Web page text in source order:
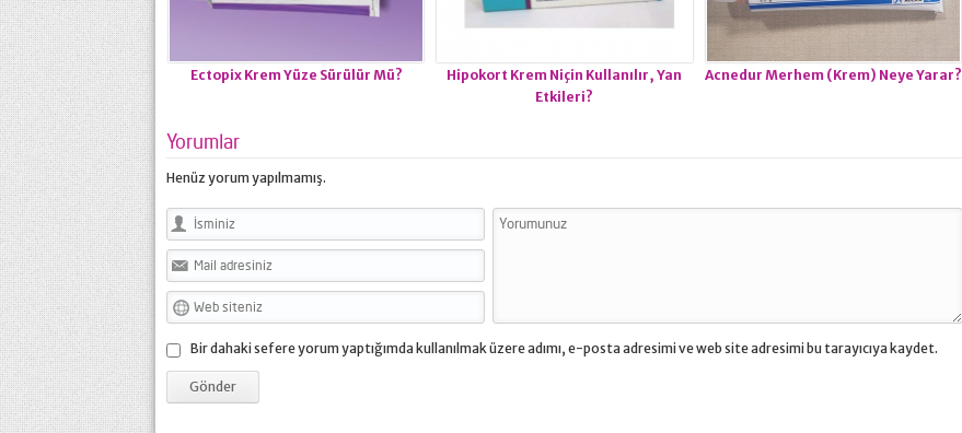
Ectopix Krem Yüze Sürülür Mü?
Hipokort Krem Niçin Kullanılır, Yan
Etkileri?
Acnedur Merhem (Krem) Neye Yarar?
Yorumlar
Henüz yorum yapılmamış.
Bir dahaki sefere yorum yaptığımda kullanılmak üzere adımı, e-posta adresimi ve web site adresimi bu tarayıcıya kaydet.